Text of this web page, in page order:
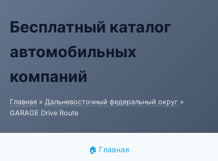
Бесплатный каталог
автомобильных
компаний
Главная » Дальневосточный федеральный округ »
GARAGE Drive Route
🏠 Главная